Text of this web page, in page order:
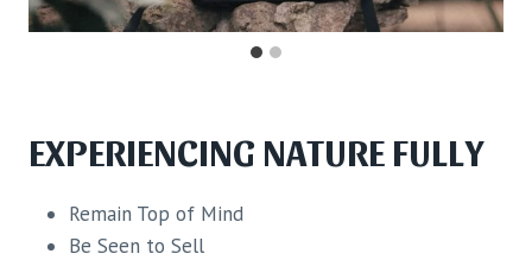
EXPERIENCING NATURE FULLY
Remain Top of Mind
Be Seen to Sell